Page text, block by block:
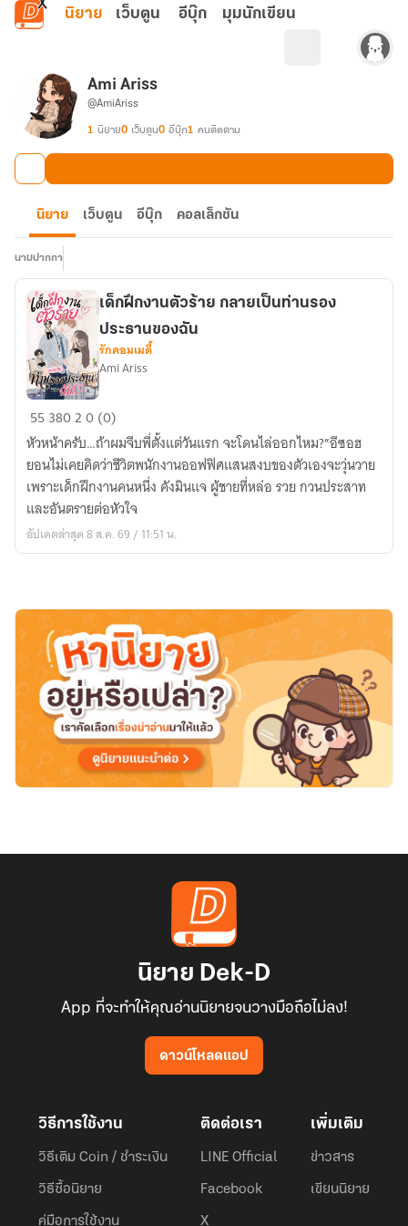
ข้ามไปยังเนื้อหาหลัก
นิยาย เว็บตูน อีบุ๊ก มุมนักเขียน
Ami Ariss
@AmiAriss
1 นิยาย0 เว็บตูน0 อีบุ๊ก1 คนติดตาม
นิยาย เว็บตูน อีบุ๊ก คอลเล็กชัน
นามปากกา
เด็ก
ฝึกงาน
ตัว
ร้าย
กลาย
เป็น
ท่าน
ของ
ฉัน
เด็กฝึกงานตัวร้าย กลายเป็นท่านรอง
ประธานของฉัน
รักคอมเมดี้
Ami Ariss
55 38020 (0)
หัวหน้าครับ…ถ้าผมจีบพี่ตั้งแต่วันแรก จะโดนไล่ออกไหม?”อีซอฮ
ยอนไม่เคยคิดว่าชีวิตพนักงานออฟฟิศแสนสงบของตัวเองจะวุ่นวาย
เพราะเด็กฝึกงานคนหนึ่ง คังมินแจ ผู้ชายที่หล่อ รวย กวนประสาท
และอันตรายต่อหัวใจ
อัปเดตล่าสุด 8 ส.ค. 69 / 11:51 น.
นิยาย Dek-D
App ที่จะทำให้คุณอ่านนิยายจนวางมือถือไม่ลง!
ดาวน์โหลดแอป
วิธีการใช้งาน
วิธีเติม Coin / ชำระเงิน
วิธีซื้อนิยาย
คู่มือการใช้งาน
ติดต่อเรา
LINE Official
Facebook
X
เพิ่มเติม
ข่าวสาร
เขียนนิยาย